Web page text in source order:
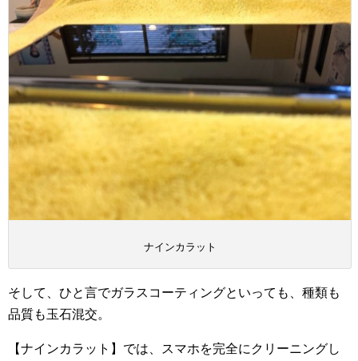
ナインカラット
そして、ひと言でガラスコーティングといっても、種類も
品質も玉石混交。
【ナインカラット】では、スマホを完全にクリーニングし